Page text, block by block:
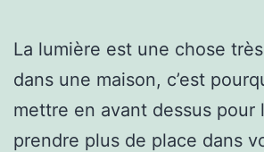
La lumière est une chose
dans une maison, c’est
mettre en avant dessus pour
prendre plus de place dans